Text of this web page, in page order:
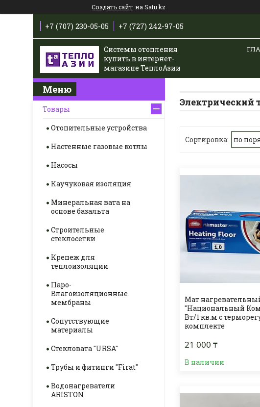
Создать сайт на Satu.kz
+7 (707) 230-05-05 +7 (727) 242-97-05
Системы отопления
купить в интернет-
магазине ТеплоАзии
Электрический
Мат
"Национальный
Вт/1 кв.м с
комплекте
21 000 ₸
В наличии
Товары
Отопительные устройства
Настенные газовые котлы
Насосы
Каучуковая изоляция
Минеральная вата на
основе базальта
Строительные
стеклосетки
Крепеж для
теплоизоляции
Паро-
Влагоизоляционные
мембраны
Сопутствующие
материалы
Стекловата "URSA"
Трубы и фитинги "Firat"
Водонагреватели
ARISTON